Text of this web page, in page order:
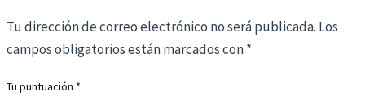
Tu dirección de correo electrónico no será publicada. Los
campos obligatorios están marcados con*
Tu puntuación *